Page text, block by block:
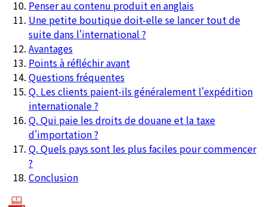
Penser au contenu produit en anglais
Une petite boutique doit-elle se lancer tout de
suite dans l'international ?
Avantages
Points à réfléchir avant
Questions fréquentes
Q. Les clients paient-ils généralement l'expédition
internationale ?
Q. Qui paie les droits de douane et la taxe
d'importation ?
Q. Quels pays sont les plus faciles pour commencer
?
Conclusion